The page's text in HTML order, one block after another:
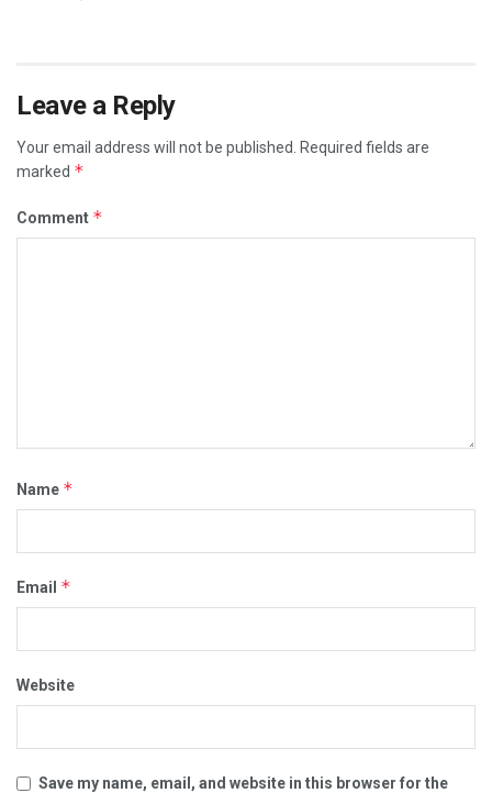
Leave a Reply
Your email address will not be published.
Required fields are
marked *
Comment *
Name *
Email *
Website
Save my name, email, and website in this browser for the